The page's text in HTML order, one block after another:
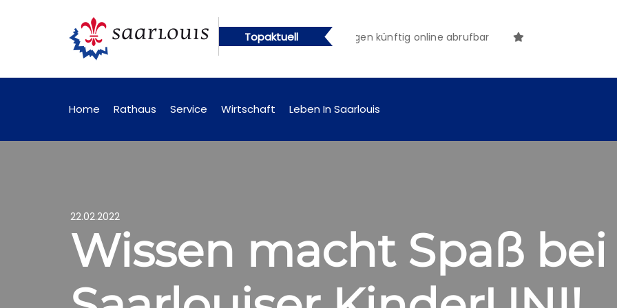
Topaktuell
künftig online abrufbar Öffentliche Bekanntmachungen künftig online abrufbar
Home Rathaus Service Wirtschaft Leben In Saarlouis
22.02.2022
Wissen macht Spaß